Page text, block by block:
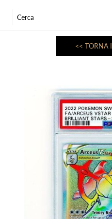
<< TORNA